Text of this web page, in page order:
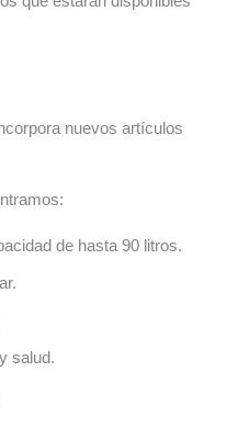
nuevos artículos
de hasta 90 litros.
salud.